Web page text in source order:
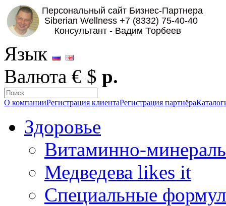
Язык
Валюта € $ р.
О компанииРегистрация клиентаРегистрация партнёра
Здоровье
Витаминно-
Медведева likes it
Специальные